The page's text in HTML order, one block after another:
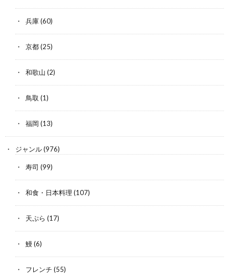
兵庫(60)
京都(25)
和歌山 (2)
鳥取 (1)
福岡 (13)
ジャンル(976)
寿司 (99)
和食・日本料理 (107)
天ぷら (17)
鰻(6)
フレンチ (55)